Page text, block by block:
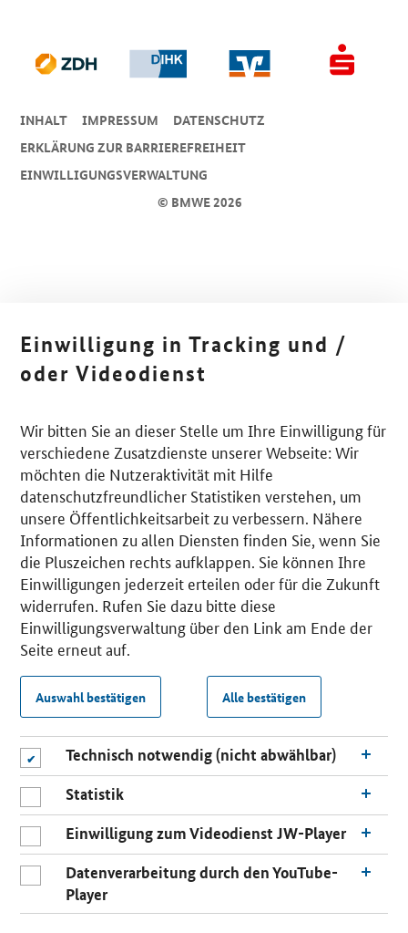
© BMWE 2026
INHALT IMPRESSUM
DA­TEN­SCHUTZ
ERKLÄRUNG ZUR BARRIEREFREIHEIT
EINWILLIGUNGSVERWALTUNG
Einwilligung in Tracking und /
oder Videodienst
Wir bitten Sie an dieser Stelle um Ihre Einwilligung für
verschiedene Zusatzdienste unserer Webseite: Wir
möchten die Nutzeraktivität mit Hilfe
datenschutzfreundlicher Statistiken verstehen, um
unsere Öffentlichkeitsarbeit zu verbessern. Nähere
Informationen zu allen Diensten finden Sie, wenn Sie
die Pluszeichen rechts aufklappen. Sie können Ihre
Einwilligungen jederzeit erteilen oder für die Zukunft
widerrufen. Rufen Sie dazu bitte diese
Einwilligungsverwaltung über den Link am Ende der
Seite erneut auf.
Auswahl bestätigen Alle bestätigen
Technisch notwendig (nicht abwählbar)
Statistik
Einwilligung zum Videodienst JW-Player
Datenverarbeitung durch den YouTube-
Player